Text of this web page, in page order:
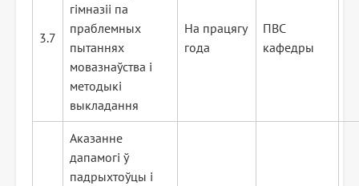
3.7
гімназіі па
праблемных
пытаннях
мовазнаўства і
методыкі
выкладання
На працягу
года
ПВС
кафедры
Аказанне
дапамогі ў
падрыхтоўцы і